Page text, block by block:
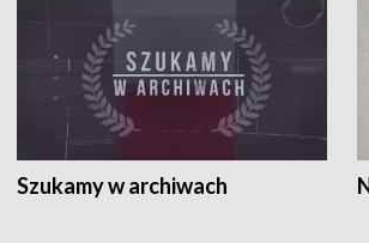
Szukamy w archiwach